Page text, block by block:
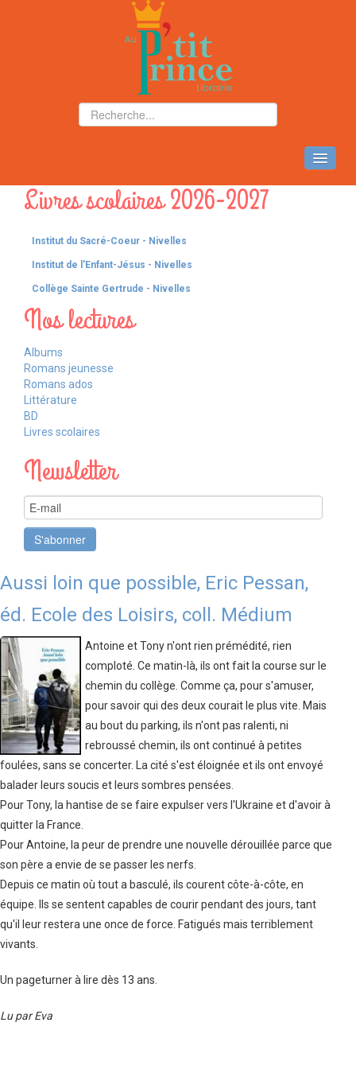
ACCUEIL
LECTURES
LIVRES NUMÉRIQUES
LIVRES SCOLAIRES
Livres scolaires 2026-2027
Institut du Sacré-Coeur - Nivelles
Institut de l'Enfant-Jésus - Nivelles
Collège Sainte Gertrude - Nivelles
Nos lectures
Albums
Romans jeunesse
Romans ados
Littérature
BD
Livres scolaires
Newsletter
Aussi loin que possible, Eric Pessan,
éd. Ecole des Loisirs, coll. Médium
Antoine et Tony n'ont rien prémédité, rien
comploté. Ce matin-là, ils ont fait la course sur le
chemin du collège. Comme ça, pour s'amuser,
pour savoir qui des deux courait le plus vite. Mais
au bout du parking, ils n'ont pas ralenti, ni
rebroussé chemin, ils ont continué à petites
foulées, sans se concerter. La cité s'est éloignée et ils ont envoyé
balader leurs soucis et leurs sombres pensées.
Pour Tony, la hantise de se faire expulser vers l'Ukraine et d'avoir à
quitter la France.
Pour Antoine, la peur de prendre une nouvelle dérouillée parce que
son père a envie de se passer les nerfs.
Depuis ce matin où tout a basculé, ils courent côte-à-côte, en
équipe. Ils se sentent capables de courir pendant des jours, tant
qu'il leur restera une once de force. Fatigués mais terriblement
vivants.
Un pageturner à lire dès 13 ans.
Lu par Eva